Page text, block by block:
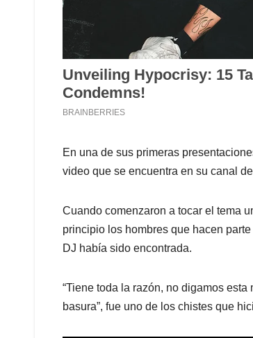
En una de sus primeras
video que se encuentra en su canal
Cuando comenzaron a tocar el tema
principio los hombres que hacen
DJ había sido encontrada.
“Tiene toda la razón, no digamos
basura”, fue uno de los chistes que